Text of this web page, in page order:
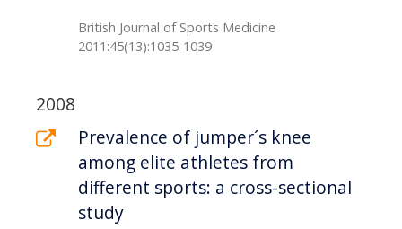
British Journal of Sports Medicine
2011:45(13):1035-1039
2008
Prevalence of jumper´s knee
among elite athletes from
different sports: a cross-sectional
study